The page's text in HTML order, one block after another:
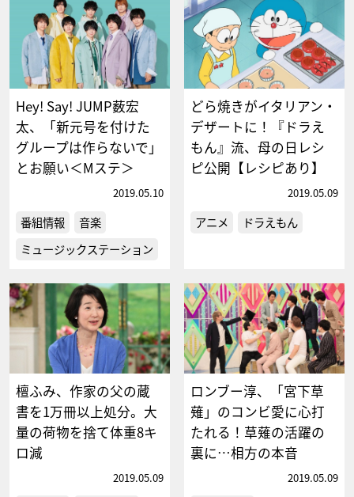
Hey! Say! JUMP薮宏
太、「新元号を付けた
グループは作らないで」
とお願い＜Mステ＞
2019.05.10
番組情報
音楽
ミュージックステーション
どら焼きがイタリアン・
デザートに！『ドラえ
もん』流、母の日レシ
ピ公開【レシピあり】
2019.05.09
アニメ ドラえもん
檀ふみ、作家の父の蔵
書を1万冊以上処分。大
量の荷物を捨て体重8キ
ロ減
2019.05.09
ロンブー淳、「宮下草
薙」のコンビ愛に心打
たれる！草薙の活躍の
裏に…相方の本音
2019.05.09